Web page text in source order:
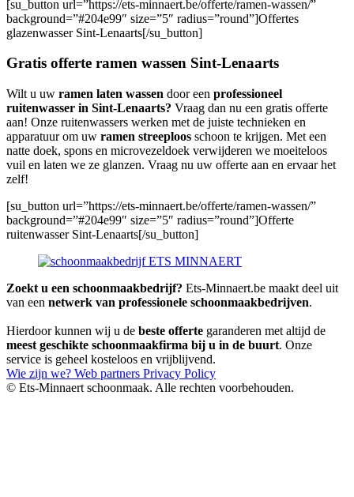
[su_button url=”https://ets-minnaert.be/offerte/ramen-wassen/”
background=”#204e99″ size=”5″ radius=”round”]Offertes
glazenwasser Sint-Lenaarts[/su_button]
Gratis offerte ramen wassen Sint-Lenaarts
Wilt u uw ramen laten wassen door een professioneel
ruitenwasser in Sint-Lenaarts? Vraag dan nu een gratis offerte
aan! Onze ruitenwassers werken met de juiste technieken en
apparatuur om uw ramen streeploos schoon te krijgen. Met een
natte doek, spons en microvezeldoek verwijderen we moeiteloos
vuil en laten we ze glanzen. Vraag nu uw offerte aan en ervaar het
zelf!
[su_button url=”https://ets-minnaert.be/offerte/ramen-wassen/”
background=”#204e99″ size=”5″ radius=”round”]Offerte
ruitenwasser Sint-Lenaarts[/su_button]
Zoekt u een schoonmaakbedrijf? Ets-Minnaert.be maakt deel uit
van een netwerk van professionele schoonmaakbedrijven.
Hierdoor kunnen wij u de beste offerte garanderen met altijd de
meest geschikte schoonmaakfirma bij u in de buurt. Onze
service is geheel kosteloos en vrijblijvend.
Wie zijn we? Web partners Privacy Policy
© Ets-Minnaert schoonmaak. Alle rechten voorbehouden.